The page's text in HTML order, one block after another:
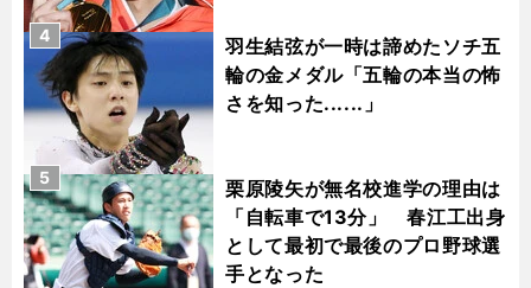
羽生結弦が一時は諦めたソチ五
輪の金メダル「五輪の本当の怖
さを知った......」
4
栗原陵矢が無名校進学の理由は
「自転車で13分」 春江工出身
として最初で最後のプロ野球選
手となった
5